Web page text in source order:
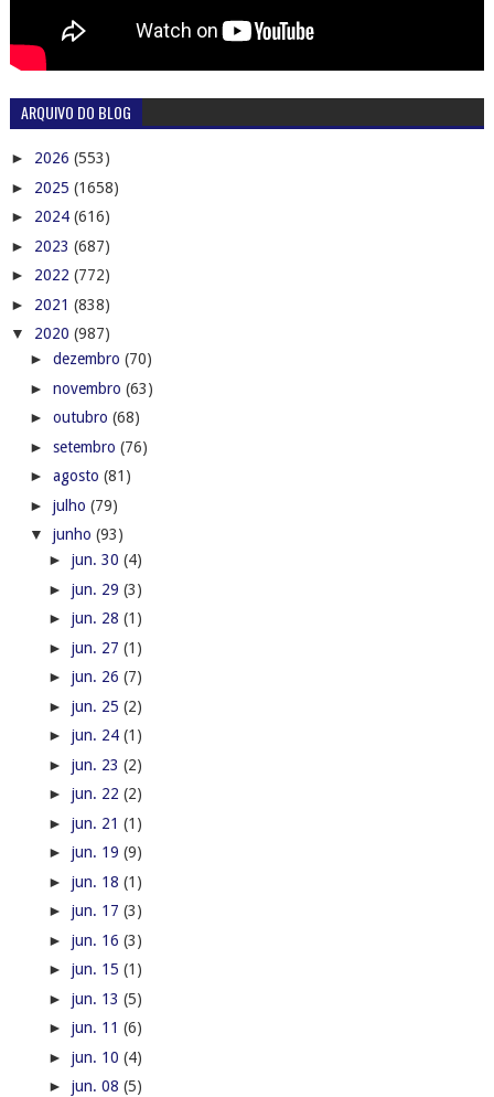
ARQUIVO DO BLOG
► 2026 (553)
► 2025 (1658)
► 2024 (616)
► 2023 (687)
► 2022 (772)
► 2021 (838)
▼ 2020 (987)
► dezembro (70)
► novembro (63)
► outubro (68)
► setembro (76)
► agosto (81)
► julho (79)
▼ junho (93)
► jun. 30 (4)
► jun. 29 (3)
► jun. 28 (1)
► jun. 27 (1)
► jun. 26 (7)
► jun. 25 (2)
► jun. 24 (1)
► jun. 23 (2)
► jun. 22 (2)
► jun. 21 (1)
► jun. 19 (9)
► jun. 18 (1)
► jun. 17 (3)
► jun. 16 (3)
► jun. 15 (1)
► jun. 13 (5)
► jun. 11 (6)
► jun. 10 (4)
► jun. 08 (5)